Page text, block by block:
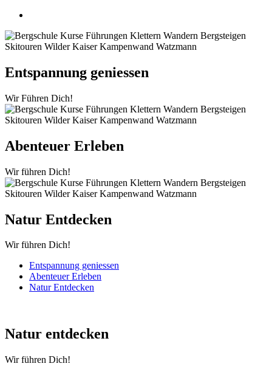
Entspannung geniessen
Wir Führen Dich!
Abenteuer Erleben
Wir führen Dich!
Natur Entdecken
Wir führen Dich!
Entspannung geniessen
Abenteuer Erleben
Natur Entdecken
Natur entdecken
Wir führen Dich!